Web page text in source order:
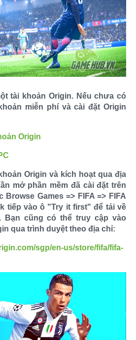
tài khoản Origin. Nếu chưa có
miễn phí và cài đặt Origin
Origin
Origin và kích hoạt qua địa
mở phần mềm đã cài đặt trên
Games => FIFA => FIFA
tiếp vào ô "Try it first" để tải về
Bạn cũng có thể truy cập vào
qua trình duyệt theo địa chỉ:
sgp/en-us/store/fifa/fifa-